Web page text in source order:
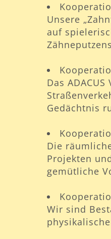
Unsere
auf
Das
Gedächtnis
Die
Projekten
gemütliche
Wir sind